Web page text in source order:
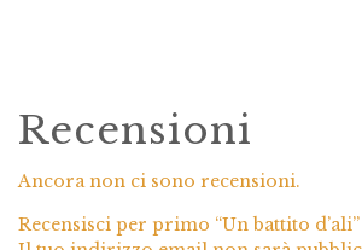
Recensioni
Ancora non ci sono recensioni.
Recensisci per primo “Un battito d’ali”